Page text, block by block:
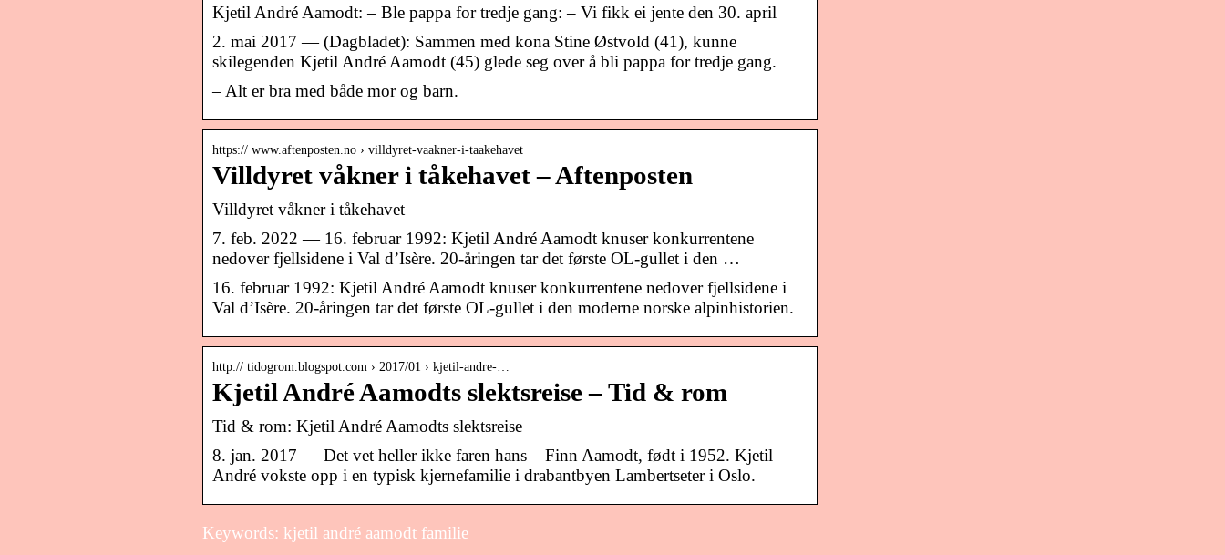
Kjetil André Aamodt: – Ble pappa for tredje gang: – Vi fikk ei jente den 30. april
2. mai 2017 — (Dagbladet): Sammen med kona Stine Østvold (41), kunne
skilegenden Kjetil André Aamodt (45) glede seg over å bli pappa for tredje gang.
– Alt er bra med både mor og barn.
https:// www.aftenposten.no › villdyret-vaakner-i-taakehavet
Villdyret våkner i tåkehavet – Aftenposten
Villdyret våkner i tåkehavet
7. feb. 2022 — 16. februar 1992: Kjetil André Aamodt knuser konkurrentene
nedover fjellsidene i Val d’Isère. 20-åringen tar det første OL-gullet i den …
16. februar 1992: Kjetil André Aamodt knuser konkurrentene nedover fjellsidene i
Val d’Isère. 20-åringen tar det første OL-gullet i den moderne norske alpinhistorien.
http:// tidogrom.blogspot.com › 2017/01 › kjetil-andre-…
Kjetil André Aamodts slektsreise – Tid & rom
Tid & rom: Kjetil André Aamodts slektsreise
8. jan. 2017 — Det vet heller ikke faren hans – Finn Aamodt, født i 1952. Kjetil
André vokste opp i en typisk kjernefamilie i drabantbyen Lambertseter i Oslo.
Keywords: kjetil andré aamodt familie